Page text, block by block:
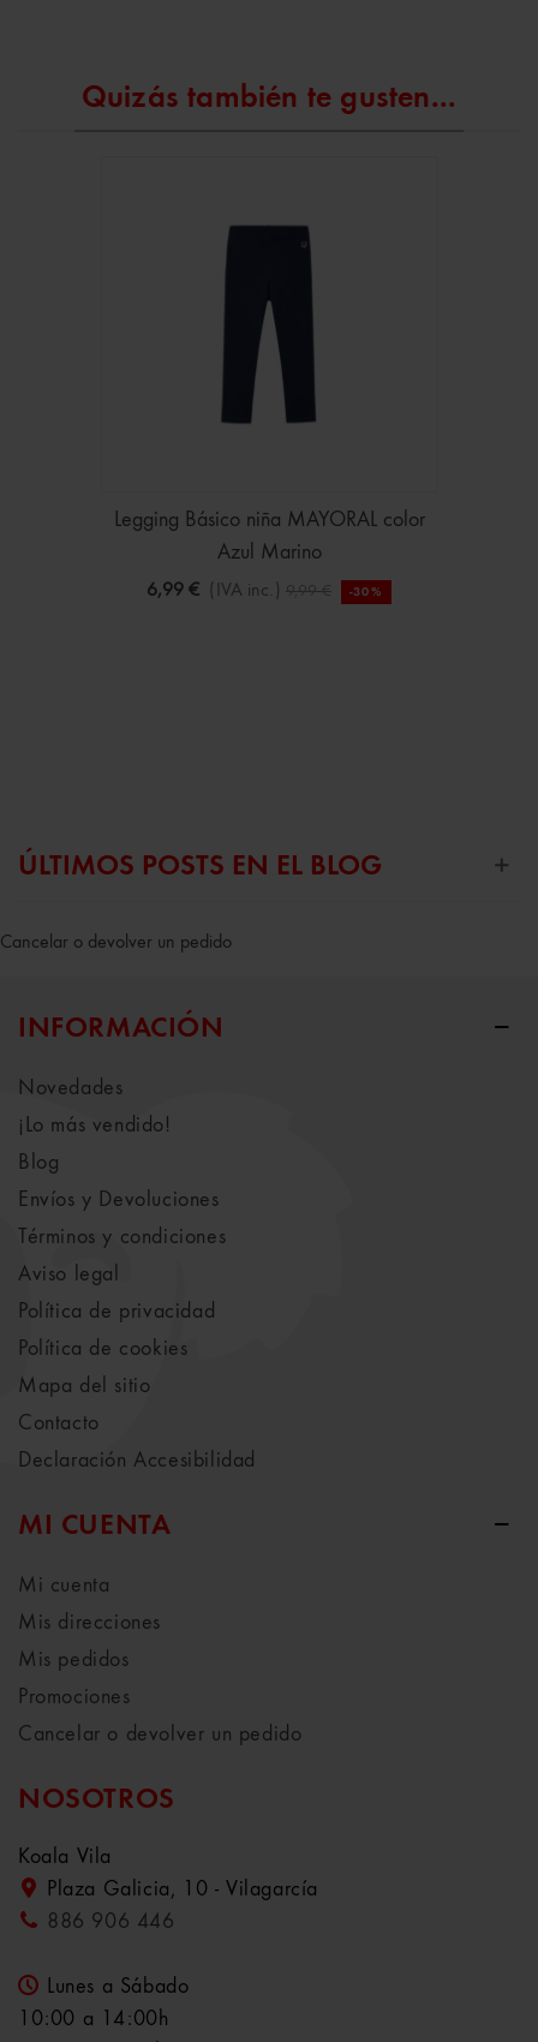
Quizás también te gusten...
Legging Básico niña MAYORAL color
Azul Marino
6,99 € (IVA inc.) 9,99 € -30%
ÚLTIMOS POSTS EN EL BLOG
Cancelar o devolver un pedido
INFORMACIÓN
Novedades
¡Lo más vendido!
Blog
Envíos y Devoluciones
Términos y condiciones
Aviso legal
Política de privacidad
Política de cookies
Mapa del sitio
Contacto
Declaración Accesibilidad
MI CUENTA
Mi cuenta
Mis direcciones
Mis pedidos
Promociones
Cancelar o devolver un pedido
NOSOTROS
Koala Vila
Plaza Galicia, 10 - Vilagarcía
886 906 446
Lunes a Sábado
10:00 a 14:00h